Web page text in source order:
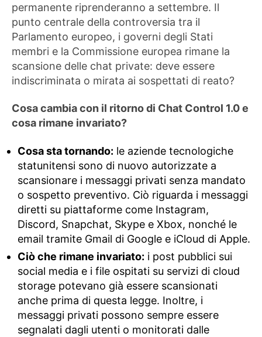
permanente riprenderanno a settembre. Il
punto centrale della controversia tra il
Parlamento europeo, i governi degli Stati
membri e la Commissione europea rimane la
scansione delle chat private: deve essere
indiscriminata o mirata ai sospettati di reato?
Cosa cambia con il ritorno di Chat Control 1.0 e
cosa rimane invariato?
Cosa sta tornando: le aziende tecnologiche
statunitensi sono di nuovo autorizzate a
scansionare i messaggi privati ​​senza mandato
o sospetto preventivo. Ciò riguarda i messaggi
diretti su piattaforme come Instagram,
Discord, Snapchat, Skype e Xbox, nonché le
email tramite Gmail di Google e iCloud di Apple.
Ciò che rimane invariato: i post pubblici sui
social media e i file ospitati su servizi di cloud
storage potevano già essere scansionati
anche prima di questa legge. Inoltre, i
messaggi privati ​​possono sempre essere
segnalati dagli utenti o monitorati dalle